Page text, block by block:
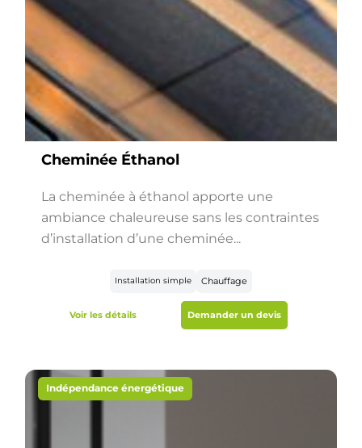
Cheminée Éthanol
La cheminée à éthanol apporte une
ambiance chaleureuse sans les contraintes
d’installation d’une cheminée...
Installation simple Chauffage
Voir les détails Demander un devis
Indépendance énergétique